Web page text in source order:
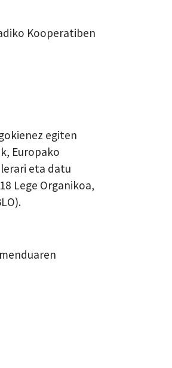
Kooperatiben
egiten
Europako
eta datu
Lege Organikoa,